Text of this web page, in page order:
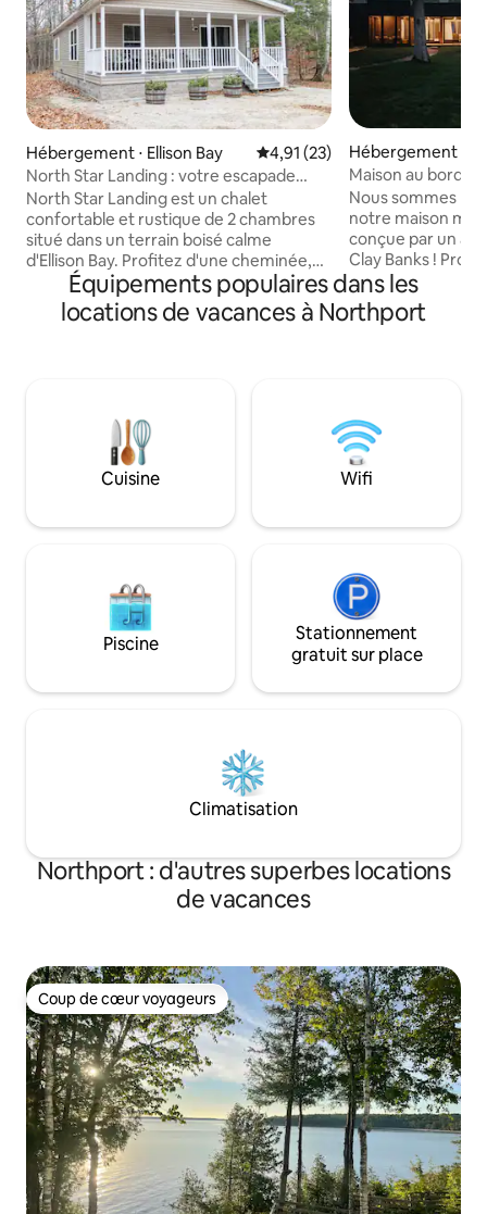
Hébergement ⋅ Ellison Bay Évaluation moyenne sur la
4,91 (23)
North Star Landing : votre escapade
tranquille dans le comté de Door
North Star Landing est un chalet
confortable et rustique de 2 chambres
situé dans un terrain boisé calme
d'Ellison Bay. Profitez d'une cheminée,
d'une connexion Wi-Fi rapide, d'un
anneau de feu de camp et d'un bar à
café/thé approvisionné. Peut accueillir
Washington Island, du Newport State
Park, de la pêche à Gills Rock et du
centre-ville de Sister Bay. La nuit,
découvrez nos nuits étoilées à couper le
La retraite parfaite pour le confort, la
Hébergement ⋅
Maison au bord
Door, à 50 min du
Nous sommes
notre maison
conçue par un
Clay Banks ! Profitez de la sérénité, de la
vue imprenable
depuis une
grandes fenêtres
Vous profiterez
aquatiques pour
immense
manger pour 8
l'eau.
Équipements populaires dans les
locations de vacances à Northport
Cuisine Wifi
Piscine
Stationnement
gratuit sur place
Climatisation
Northport : d'autres superbes locations
de vacances
Coup de cœur voyageurs
Coup de cœur voyageurs